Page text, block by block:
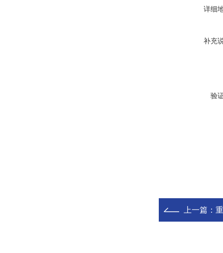
详细
补充
验
上一篇：